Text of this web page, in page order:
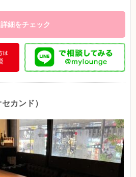
詳細をチェック
カンド）